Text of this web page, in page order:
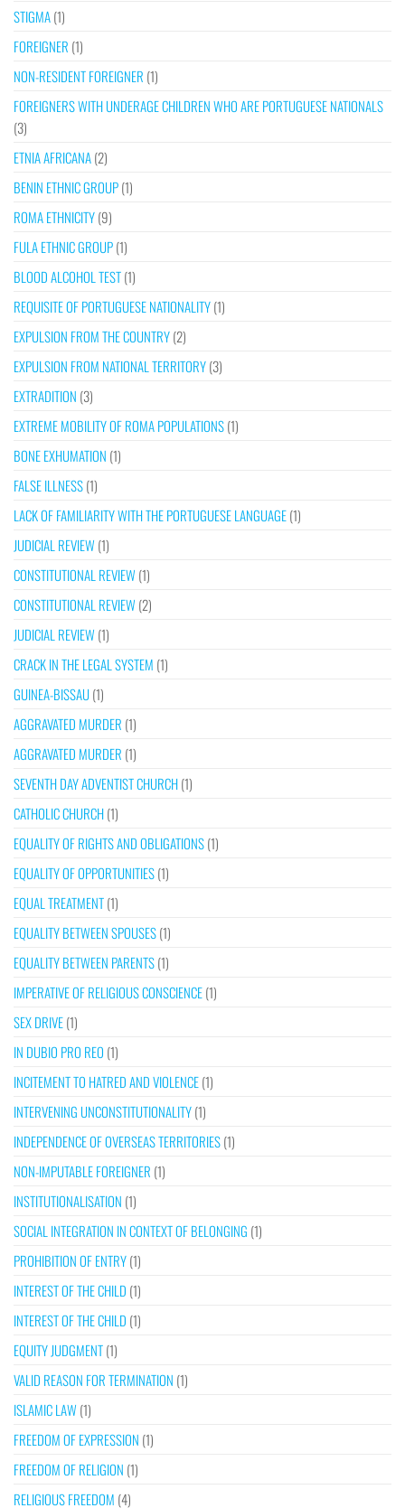
STIGMA(1)
FOREIGNER (1)
NON-RESIDENT FOREIGNER (1)
FOREIGNERS WITH UNDERAGE CHILDREN WHO ARE PORTUGUESE NATIONALS
(3)
ETNIA AFRICANA(2)
BENIN ETHNIC GROUP(1)
ROMA ETHNICITY(9)
FULA ETHNIC GROUP(1)
BLOOD ALCOHOL TEST(1)
REQUISITE OF PORTUGUESE NATIONALITY(1)
EXPULSION FROM THE COUNTRY(2)
EXPULSION FROM NATIONAL TERRITORY(3)
EXTRADITION (3)
EXTREME MOBILITY OF ROMA POPULATIONS(1)
BONE EXHUMATION (1)
FALSE ILLNESS(1)
LACK OF FAMILIARITY WITH THE PORTUGUESE LANGUAGE(1)
JUDICIAL REVIEW(1)
CONSTITUTIONAL REVIEW(1)
CONSTITUTIONAL REVIEW(2)
JUDICIAL REVIEW(1)
CRACK IN THE LEGAL SYSTEM (1)
GUINEA-BISSAU(1)
AGGRAVATED MURDER (1)
AGGRAVATED MURDER (1)
SEVENTH DAY ADVENTIST CHURCH(1)
CATHOLIC CHURCH(1)
EQUALITY OF RIGHTS AND OBLIGATIONS(1)
EQUALITY OF OPPORTUNITIES(1)
EQUAL TREATMENT(1)
EQUALITY BETWEEN SPOUSES(1)
EQUALITY BETWEEN PARENTS(1)
IMPERATIVE OF RELIGIOUS CONSCIENCE(1)
SEX DRIVE(1)
IN DUBIO PRO REO (1)
INCITEMENT TO HATRED AND VIOLENCE(1)
INTERVENING UNCONSTITUTIONALITY(1)
INDEPENDENCE OF OVERSEAS TERRITORIES(1)
NON-IMPUTABLE FOREIGNER (1)
INSTITUTIONALISATION (1)
SOCIAL INTEGRATION IN CONTEXT OF BELONGING (1)
PROHIBITION OF ENTRY(1)
INTEREST OF THE CHILD (1)
INTEREST OF THE CHILD (1)
EQUITY JUDGMENT(1)
VALID REASON FOR TERMINATION (1)
ISLAMIC LAW(1)
FREEDOM OF EXPRESSION (1)
FREEDOM OF RELIGION (1)
RELIGIOUS FREEDOM (4)